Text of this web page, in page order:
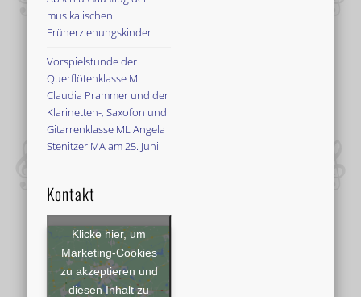
musikalischen
Früherziehungskinder
Vorspielstunde der
Querflötenklasse ML
Claudia Prammer und der
Klarinetten-, Saxofon und
Gitarrenklasse ML Angela
Stenitzer MA am 25. Juni
Kontakt
Klicke hier, um
Marketing-Cookies
zu akzeptieren und
diesen Inhalt zu